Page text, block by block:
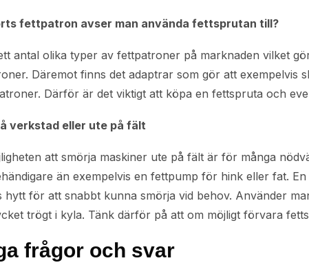
fettpatron avser man använda fettsprutan till?
antal olika typer av fettpatroner på marknaden vilket
Däremot finns det adaptrar som gör att
Därför är det viktigt att köpa en fettspruta och
verkstad eller ute på fält
att smörja maskiner ute på fält är för många
än exempelvis en fettpump för hink eller fat.
hytt för att snabbt kunna smörja vid behov. Använder
trögt i kyla. Tänk därför på att om möjligt förvara
frågor och svar